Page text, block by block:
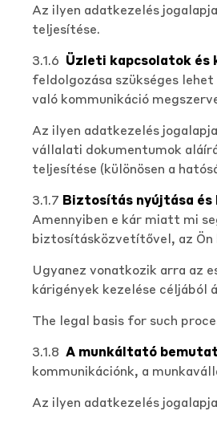
Az ilyen adatkezelés
teljesítése.
3.1.6 Üzleti kapcsolatok és
feldolgozása szükséges
való kommunikáció
Az ilyen adatkezelés
vállalati dokumentumok
teljesítése (különösen a
3.1.7 Biztosítás nyújtása
Amennyiben e kár miatt mi
biztosításközvetítővel, az Ön
Ugyanez vonatkozik arra az
kárigények kezelése
The legal basis for such
3.1.8 A munkáltató
kommunikációnk, a
Az ilyen adatkezelés